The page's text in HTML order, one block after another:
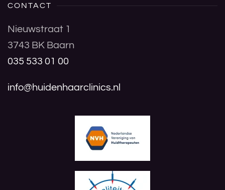
CONTACT
Nieuwstraat 1
3743 BK Baarn
035 533 01 00
info@huidenhaarclinics.nl